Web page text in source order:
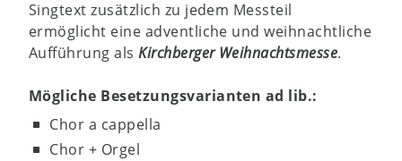
Singtext zusätzlich zu jedem Messteil
ermöglicht eine adventliche und weihnachtliche
Aufführung alsKirchberger Weihnachtsmesse.
Mögliche Besetzungsvarianten ad lib.:
Chor a cappella
Chor + Orgel